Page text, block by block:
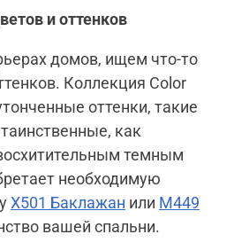
и оттенков
домов, ищем что-то
Коллекция Color
оттенки, такие
как
темным
необходимую
X501 Баклажан или M449
вашей спальни.